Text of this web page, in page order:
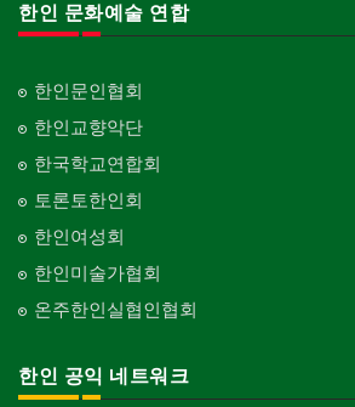
한인 문화예술 연합
한인문인협회
한인교향악단
한국학교연합회
토론토한인회
한인여성회
한인미술가협회
온주한인실협인협회
한인 공익 네트워크